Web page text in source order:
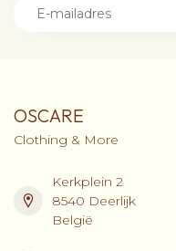
OSCARE
Clothing & More
Kerkplein 2
8540 Deerlijk
België